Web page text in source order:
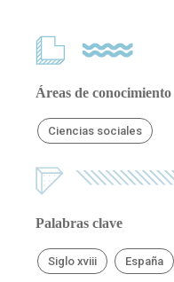
Áreas de conocimiento
Ciencias sociales
Palabras clave
Siglo xviii España